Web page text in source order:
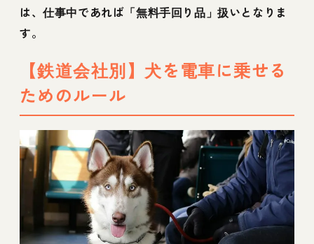
は、仕事中であれば「無料手回り品」扱いとなりま
す。
【鉄道会社別】犬を電車に乗せる
ためのルール